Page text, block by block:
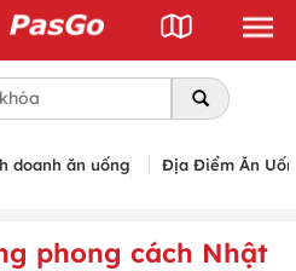
doanh ăn uống Địa Điểm Ăn
phong cách Nhật